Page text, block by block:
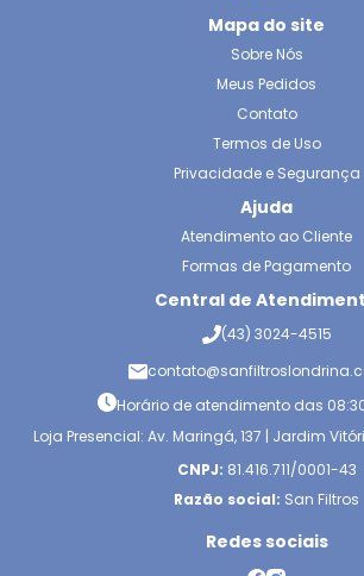
Mapa do site
Sobre Nós
Meus Pedidos
Contato
Termos de Uso
Privacidade e Segurança
Ajuda
Atendimento ao Cliente
Formas de Pagamento
Central de
(43) 3024-4515
Horário de atendimento das
Loja Presencial: Av. Maringá, 137 | Jardim
CNPJ: 81.416.711/0001-43
Razão social: San Filtros
Redes sociais